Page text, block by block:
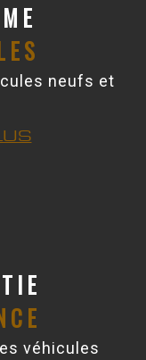
neufs et
véhicules